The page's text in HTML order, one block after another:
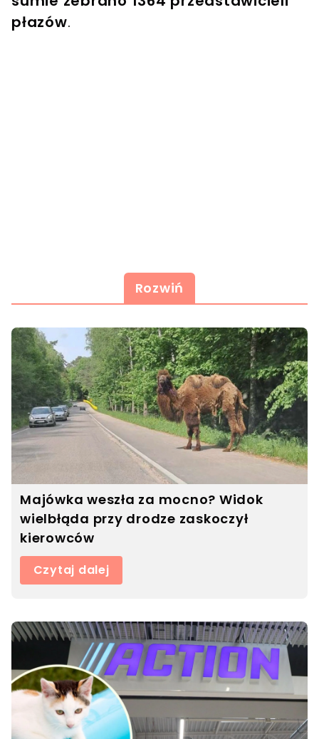
płazów.
Rozwiń
Majówka weszła za mocno? Widok
wielbłąda przy drodze zaskoczył
kierowców
Czytaj dalej